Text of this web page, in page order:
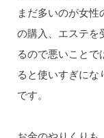
まだ多いのが女
の購入、エステを
るので悪いこと
ると使いすぎにな
です。